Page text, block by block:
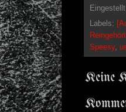
Labels:
Reingehört
Speesy,
Keine